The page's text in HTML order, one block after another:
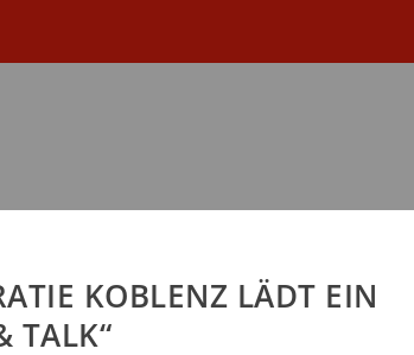
KOBLENZ LÄDT EIN
TALK“